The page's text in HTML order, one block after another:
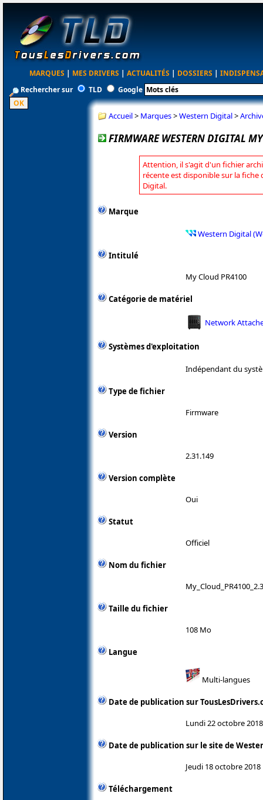
MARQUES | MES DRIVERS | ACTUALITÉS | DOSSIERS |
Rechercher sur
TLD Google
Accueil> Marques>Western Digital>
FIRMWARE WESTERN DIGITAL
Attention, il s'agit d'un fichier
récente est disponible sur la fiche
Digital.
Marque
Western Digital
Intitulé
My Cloud PR4100
Catégorie de matériel
Network
Systèmes d'exploitation
Indépendant du
Type de fichier
Firmware
Version
2.31.149
Version complète
Oui
Statut
Officiel
Nom du fichier
Taille du fichier
108 Mo
Langue
Multi-langues
Date de publication sur
Lundi 22 octobre 2018
Date de publication sur le site de
Jeudi 18 octobre 2018
Téléchargement